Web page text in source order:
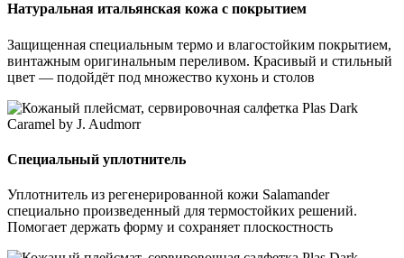
Натуральная итальянская кожа с покрытием
Защищенная специальным термо и влагостойким покрытием,
винтажным оригинальным переливом. Красивый и стильный
цвет — подойдёт под множество кухонь и столов
Специальный уплотнитель
Уплотнитель из регенерированной кожи Salamander
специально произведенный для термостойких решений.
Помогает держать форму и сохраняет плоскостность